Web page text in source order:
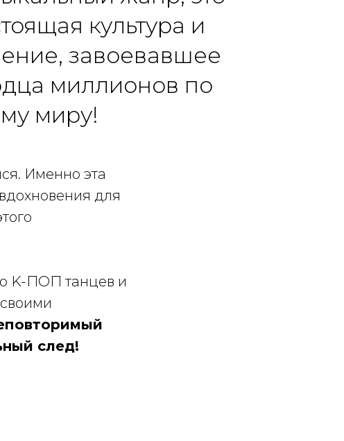
культура и
завоевавшее
миллионов по
миру!
Именно эта
для
K-ПОП танцев и
след!